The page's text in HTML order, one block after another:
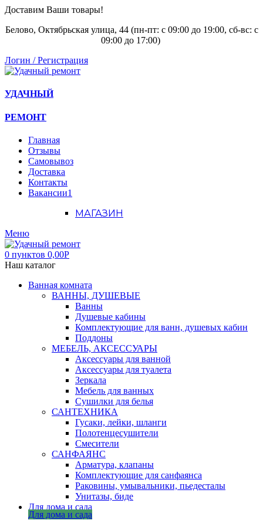
Доставим Ваши товары!
Белово, Октябрьская улица, 44 (пн-пт: с 09:00 до 19:00, сб-вс: с
09:00 до 17:00)
Логин / Регистрация
УДАЧНЫЙ
РЕМОНТ
Главная
Отзывы
Самовывоз
Доставка
Контакты
Вакансии1
МАГАЗИН
Меню
0 пунктов 0,00Р
Наш каталог
Ванная комната
ВАННЫ, ДУШЕВЫЕ
Ванны
Душевые кабины
Комплектующие для ванн, душевых кабин
Поддоны
МЕБЕЛЬ, АКСЕССУАРЫ
Аксессуары для ванной
Аксессуары для туалета
Зеркала
Мебель для ванных
Сушилки для белья
САНТЕХНИКА
Гусаки, лейки, шланги
Полотенцесушители
Смесители
САНФАЯНС
Арматура, клапаны
Комплектующие для санфаянса
Раковины, умывальники, пьедесталы
Унитазы, биде
Для дома и сада
Для дома и сада